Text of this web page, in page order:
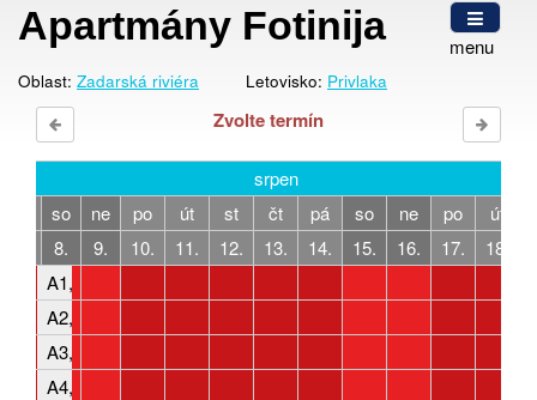
menu
Apartmány Fotinija
Oblast: Zadarská riviéra Letovisko: Privlaka
Zvolte termín
srpen
so ne po út st čt pá so ne po út
8. 9. 10. 11. 12. 13. 14. 15. 16. 17. 18.
A1, 4 osoby, 2 ložnice
A2, 3-4 osoby, 1 ložnice
A3, 4 osoby, 2 ložnice
A4, 4-6 osob, 2 ložnice